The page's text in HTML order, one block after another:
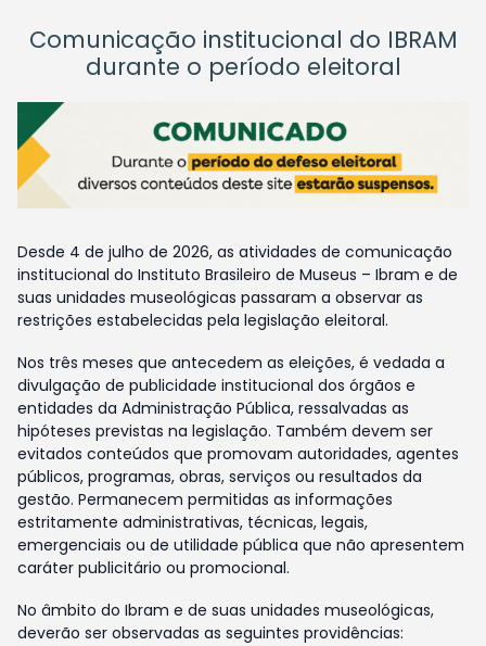
Comunicação institucional do IBRAM
durante o período eleitoral
Desde 4 de julho de 2026, as atividades de comunicação
institucional do Instituto Brasileiro de Museus – Ibram e de
suas unidades museológicas passaram a observar as
restrições estabelecidas pela legislação eleitoral.
Nos três meses que antecedem as eleições, é vedada a
divulgação de publicidade institucional dos órgãos e
entidades da Administração Pública, ressalvadas as
hipóteses previstas na legislação. Também devem ser
evitados conteúdos que promovam autoridades, agentes
públicos, programas, obras, serviços ou resultados da
gestão. Permanecem permitidas as informações
estritamente administrativas, técnicas, legais,
emergenciais ou de utilidade pública que não apresentem
caráter publicitário ou promocional.
No âmbito do Ibram e de suas unidades museológicas,
deverão ser observadas as seguintes providências: